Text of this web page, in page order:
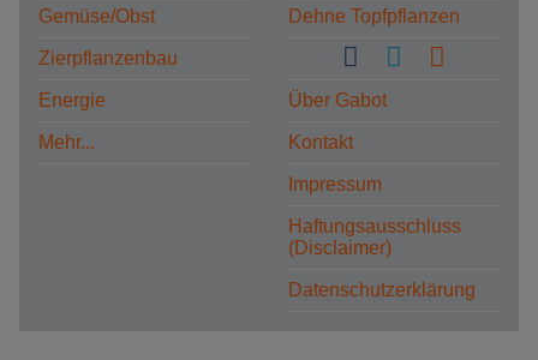
Gemüse/Obst
Zierpflanzenbau
Energie
Mehr...
Dehne Topfpflanzen
Über Gabot
Kontakt
Impressum
Haftungsausschluss
(Disclaimer)
Datenschutzerklärung